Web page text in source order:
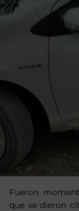
Fueron
que se dieron